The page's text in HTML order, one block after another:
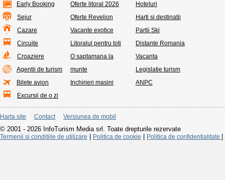
Early Booking
Sejur
Cazare
Circuite
Croaziere
Agentii de turism
Bilete avion
Excursii de o zi
Oferte litoral 2026
Oferte Revelion
Vacante exotice
Litoralul pentru toti
O saptamana la
munte
Inchirieri masini
Hoteluri
Harti si destinatii
Partii Ski
Distante Romania
Vacanta
Legislatie turism
ANPC
Harta site Contact Versiunea de mobil
© 2001 - 2026 InfoTurism Media srl. Toate drepturile rezervate
Termenii si conditiile de utilizare Politica de cookie Politica de confidentialitate